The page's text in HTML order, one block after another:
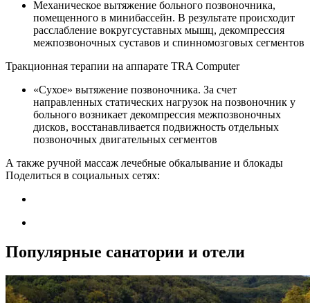
Механическое вытяжение больного позвоночника,
помещенного в минибассейн. В результате происходит
расслабление вокругсуставных мышц, декомпрессия
межпозвоночных суставов и спинномозговых сегментов
Тракционная терапии на аппарате TRA Computer
«Сухое» вытяжение позвоночника. За счет
направленных статических нагрузок на позвоночник у
больного возникает декомпрессия межпозвоночных
дисков, восстанавливается подвижность отдельных
позвоночных двигательных сегментов
А также ручной массаж лечебные обкалывание и блокады
Поделиться в социальных сетях:
Популярные санатории и отели